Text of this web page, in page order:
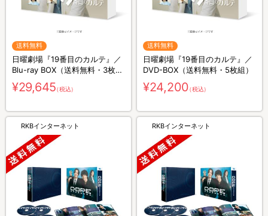
送料無料
日曜劇場『19番目のカルテ』／
Blu-ray BOX（送料無料・3枚
組）
¥29,645（税込）
送料無料
日曜劇場『19番目のカルテ』／
DVD-BOX（送料無料・5枚組）
¥24,200（税込）
RKBインターネット RKBインターネット